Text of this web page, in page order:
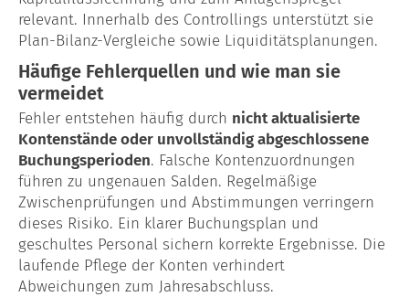
relevant. Innerhalb des Controllings unterstützt sie
Plan-Bilanz-Vergleiche sowie Liquiditätsplanungen.
Häufige Fehlerquellen und wie man sie
vermeidet
Fehler entstehen häufig durch nicht aktualisierte
Kontenstände oder unvollständig abgeschlossene
Buchungsperioden. Falsche Kontenzuordnungen
führen zu ungenauen Salden. Regelmäßige
Zwischenprüfungen und Abstimmungen verringern
dieses Risiko. Ein klarer Buchungsplan und
geschultes Personal sichern korrekte Ergebnisse. Die
laufende Pflege der Konten verhindert
Abweichungen zum Jahresabschluss.